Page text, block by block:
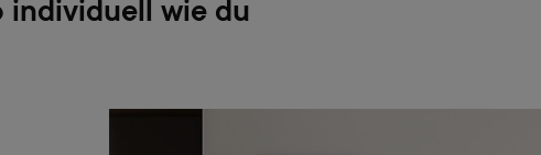
individuell wie du